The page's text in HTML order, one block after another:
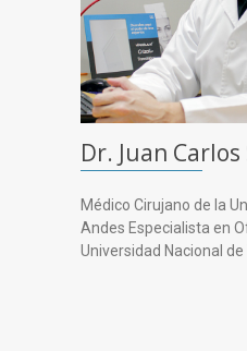
Dr. Juan
Médico Cirujano de la
Andes Especialista en
Universidad Nacional de